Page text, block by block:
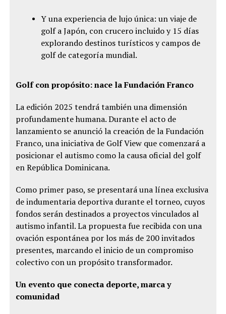
Y una experiencia de lujo única: un viaje de
golf a Japón, con crucero incluido y 15 días
explorando destinos turísticos y campos de
golf de categoría mundial.
Golf con propósito: nace la Fundación Franco
La edición 2025 tendrá también una dimensión
profundamente humana. Durante el acto de
lanzamiento se anunció la creación de la Fundación
Franco, una iniciativa de Golf View que comenzará a
posicionar el autismo como la causa oficial del golf
en República Dominicana.
Como primer paso, se presentará una línea exclusiva
de indumentaria deportiva durante el torneo, cuyos
fondos serán destinados a proyectos vinculados al
autismo infantil. La propuesta fue recibida con una
ovación espontánea por los más de 200 invitados
presentes, marcando el inicio de un compromiso
colectivo con un propósito transformador.
Un evento que conecta deporte, marca y
comunidad